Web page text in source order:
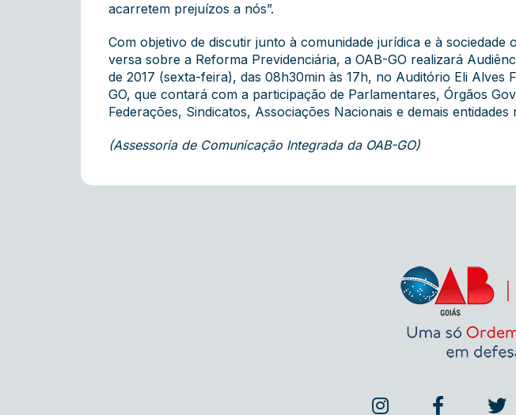
acarretem prejuízos a nós”.
Com objetivo de discutir junto à comunidade jurídica e à
versa sobre a Reforma Previdenciária, a OAB-GO realizará
de 2017 (sexta-feira), das 08h30min às 17h, no Auditório Eli Alves
GO, que contará com a participação de Parlamentares, Órgãos
Federações, Sindicatos, Associações Nacionais e demais entidades
(Assessoria de Comunicação Integrada da OAB-GO)